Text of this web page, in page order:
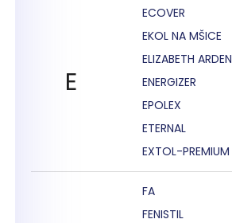
E
ECOVER
EKOL NA MŠICE
ELIZABETH ARDEN
ENERGIZER
EPOLEX
ETERNAL
EXTOL-PREMIUM
FA
FENISTIL